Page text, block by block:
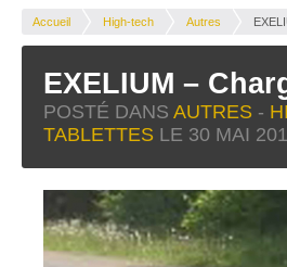
Accueil High-tech Autres
EXELIUM –
POSTÉ DANS AUTRES -
TABLETTES LE 30 MAI